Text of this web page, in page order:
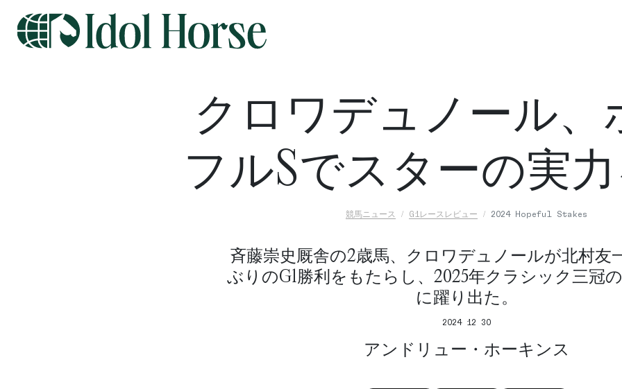
クロワデュノール、
フルSでスターの実
競馬ニュース G1レースレビュー 2024 Hopeful Stakes
斉藤崇史厩舎の2歳馬、クロワデュノールが北村友
ぶりのG1勝利をもたらし、2025年クラシック三冠
に躍り出た。
2024 12 30
アンドリュー・ホーキンス